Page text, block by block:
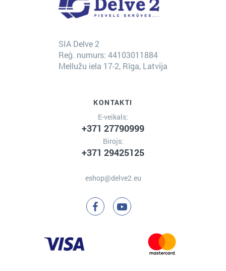
SIA Delve 2
Reģ. numurs: 44103011884
Mellužu iela 17-2, Rīga, Latvija
KONTAKTI
E-veikals:
+371 27790999
Birojs:
+371 29425125
eshop@delve2.eu